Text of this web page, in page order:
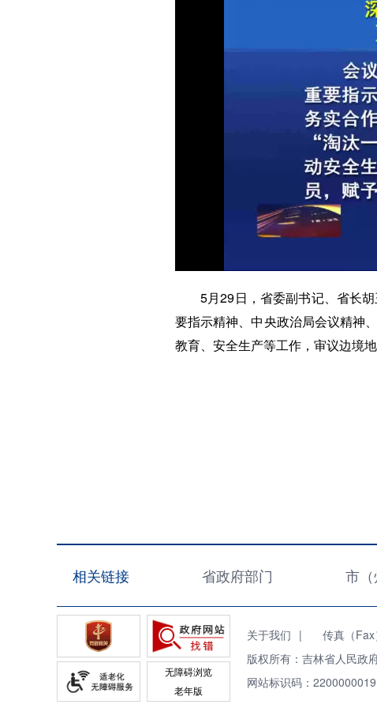
5月29日，省委副书记、省长
要指示精神、中央政治局会议精神
教育、安全生产等工作，审议边境
相关链接 省政府部门 市
无障碍浏览
老年版
关于我们 |
传真（Fax
版权所有：吉林省人民政
网站标识码：